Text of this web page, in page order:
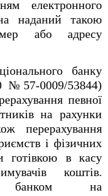
електронного
наданий такою
або адресу
банку
№57-0009/53844)
певної
на рахунки
перерахування
і фізичних
готівкою в касу
коштів.
банком на